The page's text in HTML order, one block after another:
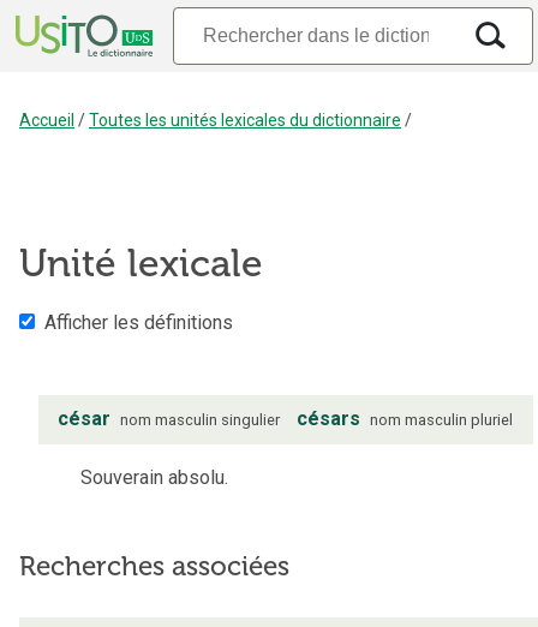
Accueil /Toutes les unités lexicales du dictionnaire /
Unité lexicale
Afficher les définitions
césar nom masculin singulier césars nom masculin pluriel
Souverain absolu.
Recherches associées